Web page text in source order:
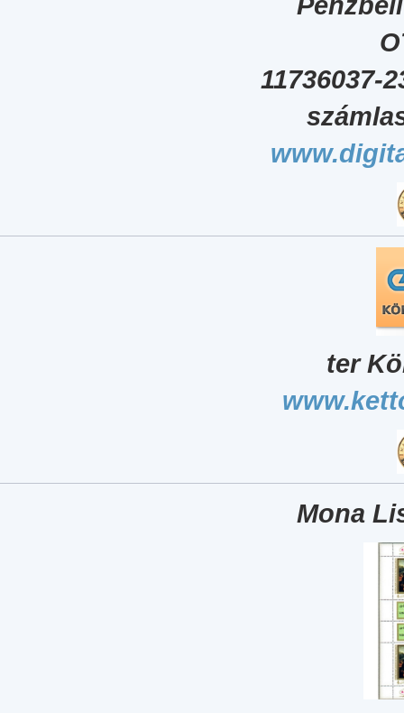
11736037-
ter
Mona